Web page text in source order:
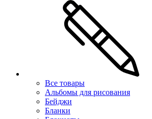
Все товары
Альбомы для рисования
Бейджи
Бланки